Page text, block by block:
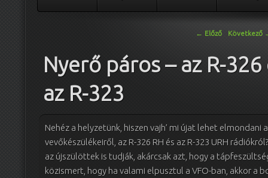
← Előző Következő
Nyerő páros – az R-326
az R-323
Nehéz a helyzetünk, hiszen vajh’ mi újat lehet
vevőkészülékeiről, az R-326 RH és az R-323 URH
az újszülöttek is tudják, akárcsak azt, hogy a
közismert, hogy ha valami elpusztul a VFO-ban, akkor a